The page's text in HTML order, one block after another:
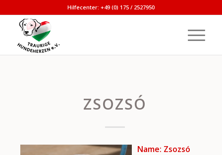
Hilfecenter: +49 (0) 175 / 2527950
ZSOZSÓ
Name: Zsozsó